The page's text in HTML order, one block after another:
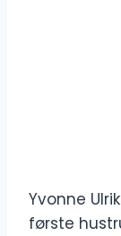
Yvonne
første